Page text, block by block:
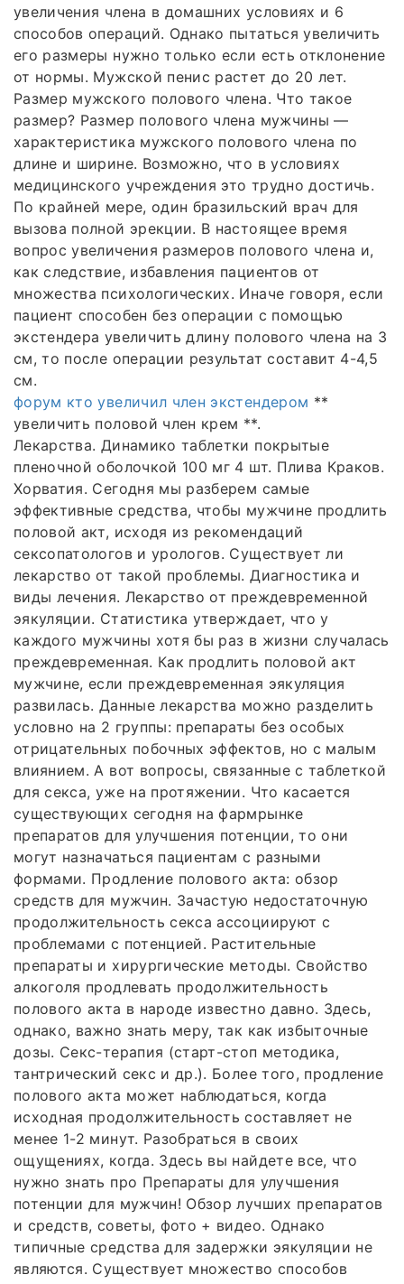
увеличения члена в домашних условиях и 6
способов операций. Однако пытаться увеличить
его размеры нужно только если есть отклонение
от нормы. Мужской пенис растет до 20 лет.
Размер мужского полового члена. Что такое
размер? Размер полового члена мужчины —
характеристика мужского полового члена по
длине и ширине. Возможно, что в условиях
медицинского учреждения это трудно достичь.
По крайней мере, один бразильский врач для
вызова полной эрекции. В настоящее время
вопрос увеличения размеров полового члена и,
как следствие, избавления пациентов от
множества психологических. Иначе говоря, если
пациент способен без операции с помощью
экстендера увеличить длину полового члена на 3
см, то после операции результат составит 4-4,5
см.
форум кто увеличил член экстендером **
увеличить половой член крем **.
Лекарства. Динамико таблетки покрытые
пленочной оболочкой 100 мг 4 шт. Плива Краков.
Хорватия. Сегодня мы разберем самые
эффективные средства, чтобы мужчине продлить
половой акт, исходя из рекомендаций
сексопатологов и урологов. Существует ли
лекарство от такой проблемы. Диагностика и
виды лечения. Лекарство от преждевременной
эякуляции. Статистика утверждает, что у
каждого мужчины хотя бы раз в жизни случалась
преждевременная. Как продлить половой акт
мужчине, если преждевременная эякуляция
развилась. Данные лекарства можно разделить
условно на 2 группы: препараты без особых
отрицательных побочных эффектов, но с малым
влиянием. А вот вопросы, связанные с таблеткой
для секса, уже на протяжении. Что касается
существующих сегодня на фармрынке
препаратов для улучшения потенции, то они
могут назначаться пациентам с разными
формами. Продление полового акта: обзор
средств для мужчин. Зачастую недостаточную
продолжительность секса ассоциируют с
проблемами с потенцией. Растительные
препараты и хирургические методы. Свойство
алкоголя продлевать продолжительность
полового акта в народе известно давно. Здесь,
однако, важно знать меру, так как избыточные
дозы. Секс-терапия (старт-стоп методика,
тантрический секс и др.). Более того, продление
полового акта может наблюдаться, когда
исходная продолжительность составляет не
менее 1-2 минут. Разобраться в своих
ощущениях, когда. Здесь вы найдете все, что
нужно знать про Препараты для улучшения
потенции для мужчин! Обзор лучших препаратов
и средств, советы, фото + видео. Однако
типичные средства для задержки эякуляции не
являются. Существует множество способов